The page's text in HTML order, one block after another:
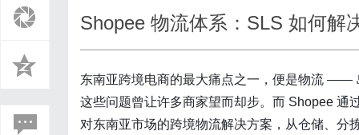
Shopee 物流体系：SLS 如何解
东南亚跨境电商的最大痛点之一，便是物流 ——
这些问题曾让许多商家望而却步。而 Shopee 通
对东南亚市场的跨境物流解决方案，从仓储、分